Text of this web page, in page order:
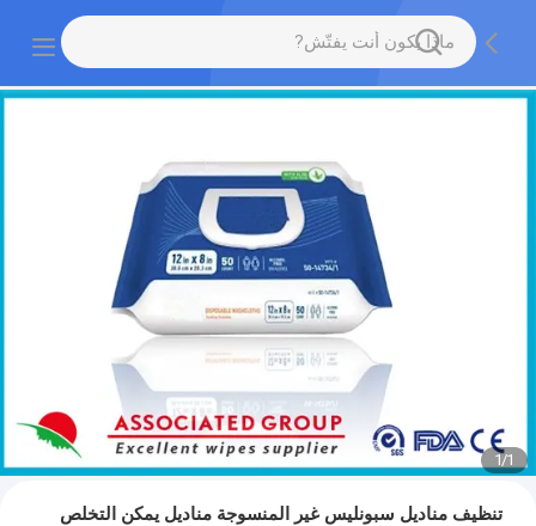
1
/
1
تنظيف مناديل سبونليس غير المنسوجة مناديل يمكن التخلص